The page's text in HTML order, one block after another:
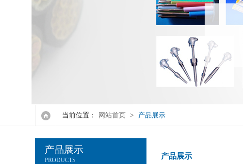
双金属温度计
流量计
智能显示仪表
经营范围
文化理念
公司实力
当前位置： 网站首页 > 产品展示
产品展示
PRODUCTS 产品展示